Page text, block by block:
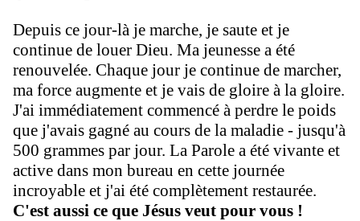
Depuis ce jour-là je marche, je saute et je
continue de louer Dieu. Ma jeunesse a été
renouvelée. Chaque jour je continue de marcher,
ma force augmente et je vais de gloire à la gloire.
J'ai immédiatement commencé à perdre le poids
que j'avais gagné au cours de la maladie - jusqu'à
500 grammes par jour. La Parole a été vivante et
active dans mon bureau en cette journée
incroyable et j'ai été complètement restaurée.
C'est aussi ce que Jésus veut pour vous !